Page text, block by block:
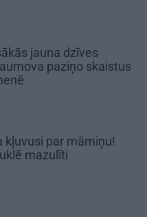
jauna dzīves
paziņo skaistus
kļuvusi par māmiņu!
mazulīti